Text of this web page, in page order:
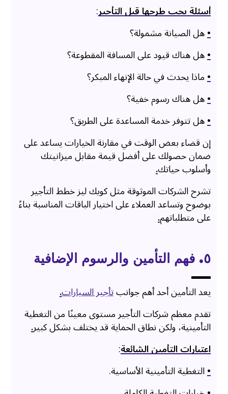
أسئلة يجب طرحها قبل التأجير:
•هل الصيانة مشمولة؟
•هل هناك قيود على المسافة المقطوعة؟
•ماذا يحدث في حالة الإنهاء المبكر؟
•هل هناك رسوم خفية؟
•هل تتوفر خدمة المساعدة على الطريق؟
إن قضاء بعض الوقت في مقارنة الخيارات يساعد على
ضمان حصولك على أفضل قيمة مقابل ميزانيتك
وأسلوب حياتك.
تشرح الشركات الموثوقة مثل كويك ليز خطط التأجير
بوضوح وتساعد العملاء على اختيار الباقات المناسبة بناءً
على متطلباتهم.
٥. فهم التأمين والرسوم الإضافية
يعد التأمين أحد أهم جوانبتأجير السيارات.
تقدم معظم شركات التأجير مستوى معينًا من التغطية
التأمينية، ولكن نطاق الحماية قد يختلف بشكل كبير.
اعتبارات التأمين الشائعة:
•التغطية التأمينية الأساسية.